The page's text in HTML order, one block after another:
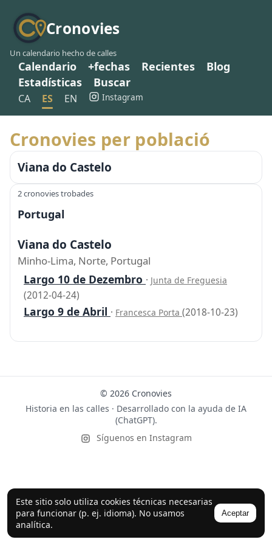
Cronovies
Un calendario hecho de calles
Calendario +fechas Recientes
Blog
Estadísticas
Buscar
CA ES EN Instagram
Este sitio solo utiliza cookies técnicas necesarias
para funcionar (p. ej. idioma). No usamos
analítica.
Aceptar
Cronovies per població
Viana do Castelo
2 cronovies trobades
Portugal
Viana do Castelo
Minho-Lima, Norte, Portugal
Largo 10 de Dezembro · Junta de Freguesia
(2012-04-24)
Largo 9 de Abril · Francesca Porta (2018-10-23)
© 2026 Cronovies
Historia en las calles · Desarrollado con la ayuda de IA
(ChatGPT).
Síguenos en Instagram